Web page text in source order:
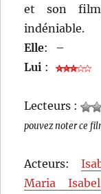
et son
indéniable.
Elle:
–
Lui :
Lecteurs :
pouvez noter ce
Acteurs:
Maria